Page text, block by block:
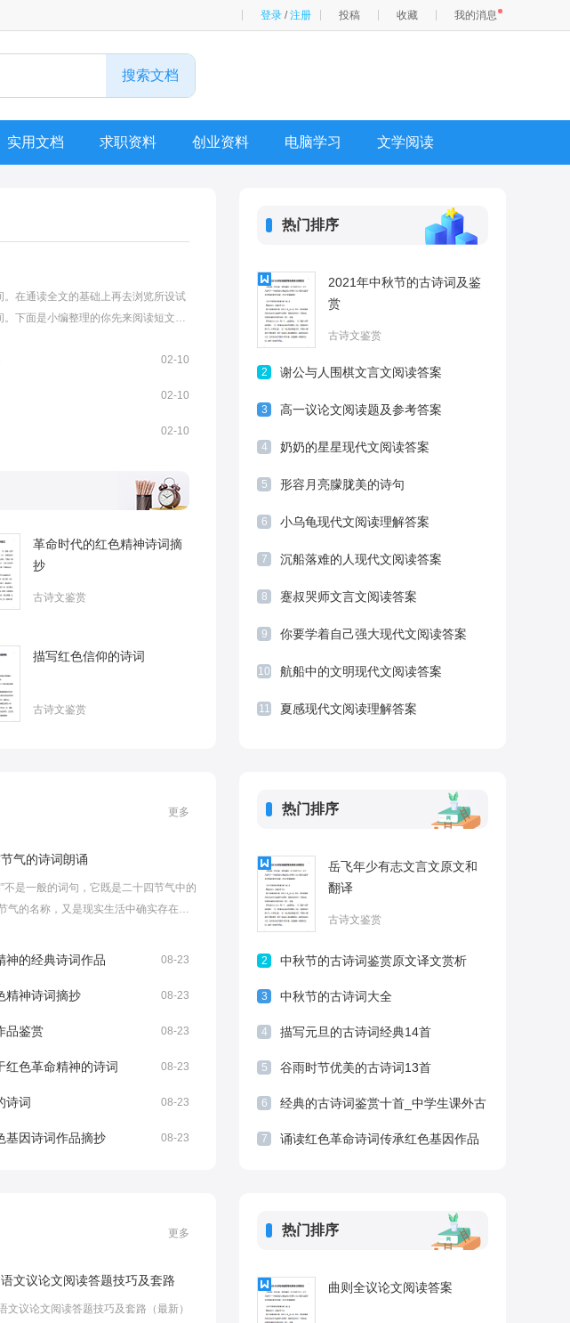
登录 /注册 投稿 收藏 我的消息
实用文档 求职资料 创业资料 电脑学习 文学阅读
在通读全文的基础上再去浏览所设试
下面是小编整理的你先来阅读短文及
02-10
02-10
02-10
革命时代的红色精神诗词摘
抄
古诗文鉴赏
描写红色信仰的诗词
古诗文鉴赏
热门排序
2021年中秋节的古诗词及鉴
赏
古诗文鉴赏
2 谢公与人围棋文言文阅读答案
3 高一议论文阅读题及参考答案
4 奶奶的星星现代文阅读答案
5 形容月亮朦胧美的诗句
6 小乌龟现代文阅读理解答案
7 沉船落难的人现代文阅读答案
8 蹇叔哭师文言文阅读答案
9 你要学着自己强大现代文阅读答案
10 航船中的文明现代文阅读答案
11 夏感现代文阅读理解答案
更多
气的诗词朗诵
”不是一般的词句，它既是二十四节气中的
气的名称，又是现实生活中确实存在的
起来看看白露节气的诗词朗诵，欢迎查阅!
苍苍，白露为霜。所谓伊人...
神的经典诗词作品 08-23
精神诗词摘抄 08-23
品鉴赏 08-23
红色革命精神的诗词 08-23
诗词 08-23
基因诗词作品摘抄 08-23
热门排序
岳飞年少有志文言文原文和
翻译
古诗文鉴赏
2
中秋节的古诗词鉴赏原文译文赏析
2021年
3 中秋节的古诗词大全
4 描写元旦的古诗词经典14首
5 谷雨时节优美的古诗词13首
6
经典的古诗词鉴赏十首_中学生课外古
诗词鉴赏
7 诵读红色革命诗词传承红色基因作品
更多
文议论文阅读答题技巧及套路
文议论文阅读答题技巧及套路（最新）
热门排序
曲则全议论文阅读答案